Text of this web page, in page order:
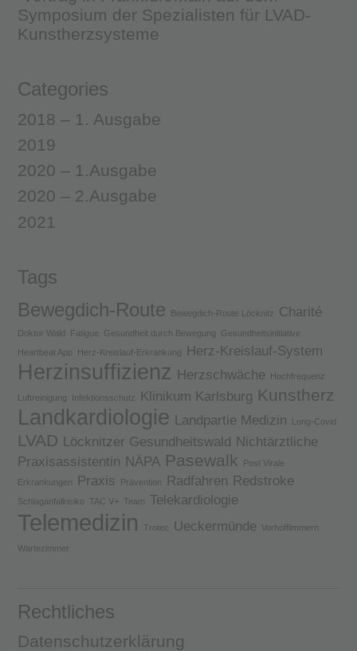
Symposium der Spezialisten für LVAD-
Kunstherzsysteme
Categories
2018 – 1. Ausgabe
2019
2020 – 1.Ausgabe
2020 – 2.Ausgabe
2021
Tags
Bewegdich-Route
Bewegdich-Route Löcknitz Charité
Doktor Wald Fatigue Gesundheit durch Bewegung
Gesundheitsinitiative
Heartbeat App
Herz-Kreislauf-Erkrankung Herz-Kreislauf-System
Herzinsuffizienz Herzschwäche Hochfrequenz
Luftreinigung Infektionsschutz Klinikum Karlsburg Kunstherz
Landkardiologie Landpartie Medizin Long-Covid
LVAD Löcknitzer Gesundheitswald Nichtärztliche
Praxisassistentin NÄPA Pasewalk
Post Virale
Erkrankungen
Praxis Prävention Radfahren Redstroke
Schlaganfallrisiko TAC V+ Team Telekardiologie
Telemedizin Trotec Ueckermünde Vorhofflimmern
Wartezimmer
Rechtliches
Datenschutzerklärung